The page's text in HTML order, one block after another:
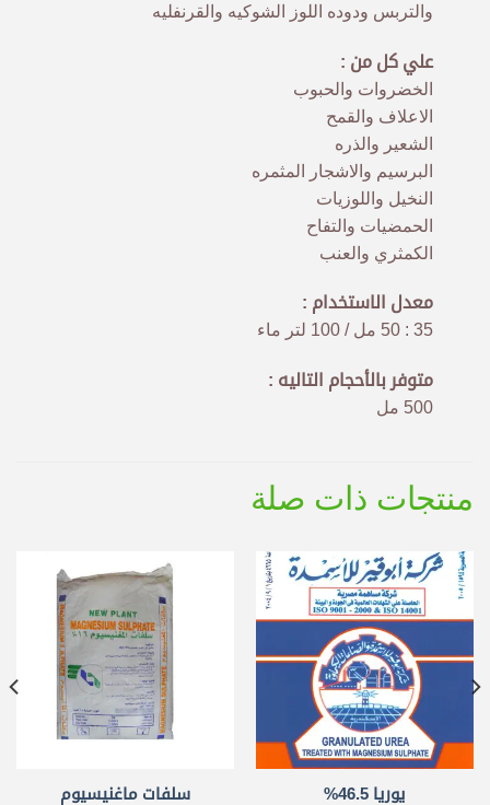
والتربس ودوده اللوز الشوكيه والقرنفليه
علي كل من :
الخضروات والحبوب
الاعلاف والقمح
الشعير والذره
البرسيم والاشجار المثمره
النخيل واللوزيات
الحمضيات والتفاح
الكمثري والعنب
معدل الاستخدام :
35 : 50 مل / 100 لتر ماء
متوفر بالأحجام التاليه :
500 مل
منتجات ذات صلة
يوريا 46.5% سلفات ماغنيسيوم